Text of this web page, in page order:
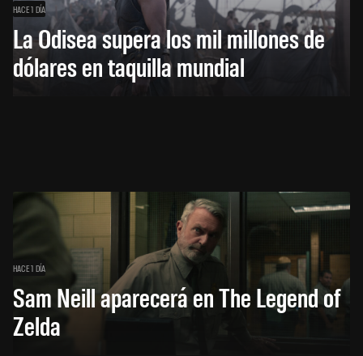
HACE 1 DÍA
La Odisea supera los mil millones de
dólares en taquilla mundial
HACE 1 DÍA
Sam Neill aparecerá en The Legend of
Zelda